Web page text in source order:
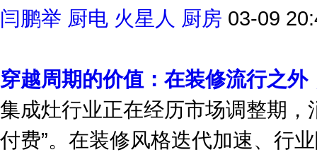
闫鹏举 厨电 火星人 厨房 03-09
穿越周期的价值：在装修流行之
集成灶行业正在经历市场调整期，
付费”。在装修风格迭代加速、行